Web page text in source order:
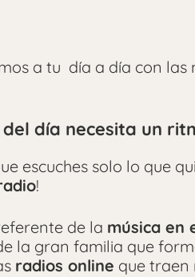
a tu día a día con las
día necesita un
escuches solo lo que
!
de la música en
la gran familia que
radios online que traen